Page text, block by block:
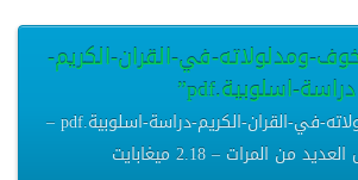
ومدلولاته-في-القران-الكريم-
دراسة-اسلوبية.pdf”
دوال-الخوف-ومدلولاته-في-القران-الكريم-دراسة-اسلوبية.pdf –
من المرات – 2.18 ميغابايت